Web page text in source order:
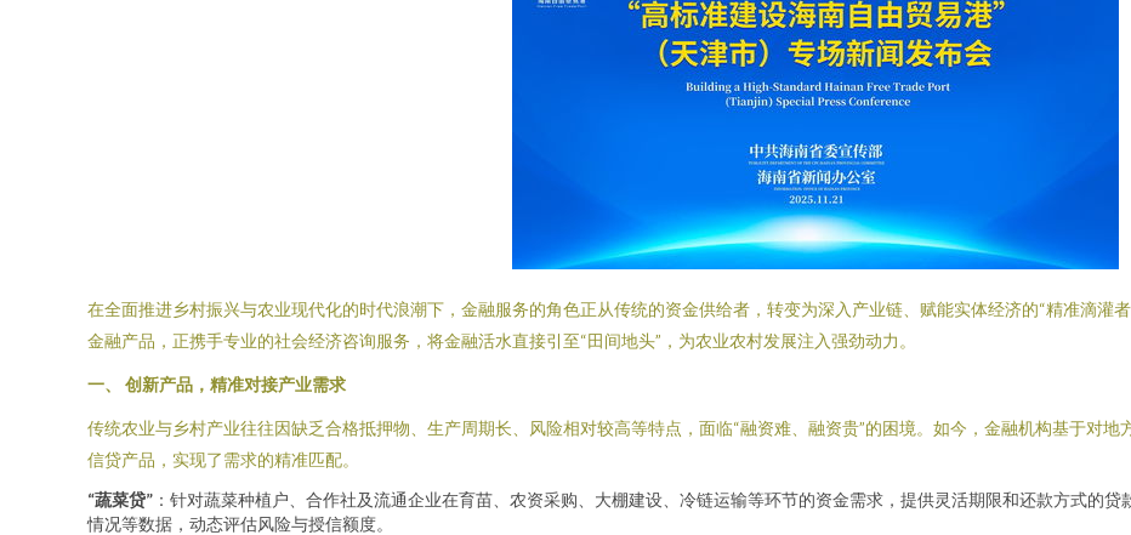
在全面推进乡村振兴与农业现代化的时代浪潮下，金融服务的角色正从传统的资金供给者，转变为深入产业链、赋能实体经济的“精准滴灌者
金融产品，正携手专业的社会经济咨询服务，将金融活水直接引至“田间地头”，为农业农村发展注入强劲动力。
一、 创新产品，精准对接产业需求
传统农业与乡村产业往往因缺乏合格抵押物、生产周期长、风险相对较高等特点，面临“融资难、融资贵”的困境。如今，金融机构基于对
信贷产品，实现了需求的精准匹配。
“蔬菜贷” ：针对蔬菜种植户、合作社及流通企业在育苗、农资采购、大棚建设、冷链运输等环节的资金需求，提供灵活期限和还款方式的
情况等数据，动态评估风险与授信额度。